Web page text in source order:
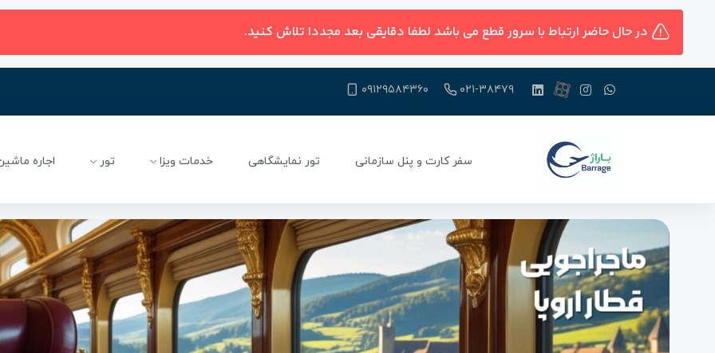
در حال حاضر ارتباط با سرور قطع می باشد لطفا دقایقی بعد مجددا تلاش کنید.
۰۲۱-۳۸۴۷۹ ۰۹۱۲۹۵۸۴۳۶۰
سفر کارت و پنل سازمانی تور نمایشگاهی خدمات ویزا تور اجاره